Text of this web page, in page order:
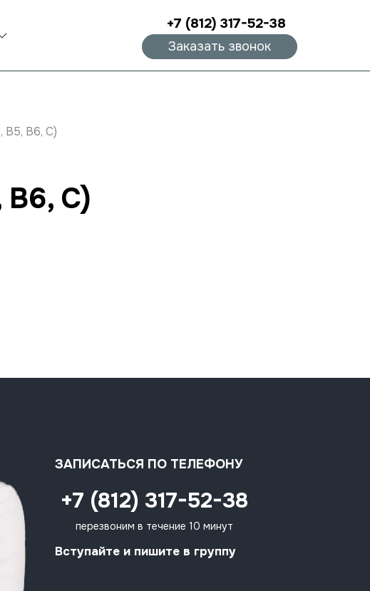
+7 (812) 317-52-38
Заказать звонок
B5, B6, С)
B6, С)
ЗАПИСАТЬСЯ ПО ТЕЛЕФОНУ
+7 (812) 317-52-38
перезвоним в течение 10 минут
Вступайте и пишите в группу